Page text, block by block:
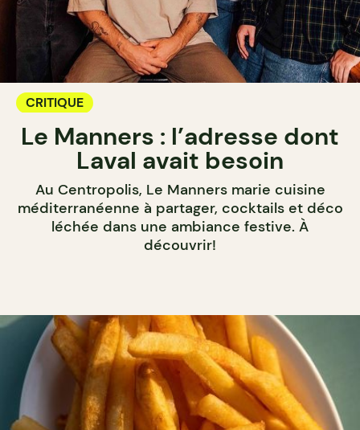
CRITIQUE
Le Manners : l’adresse dont
Laval avait besoin
Au Centropolis, Le Manners marie cuisine
méditerranéenne à partager, cocktails et déco
léchée dans une ambiance festive. À
découvrir!